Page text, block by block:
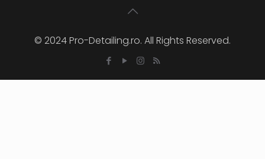
© 2024 Pro-Detailing.ro. All Rights Reserved.